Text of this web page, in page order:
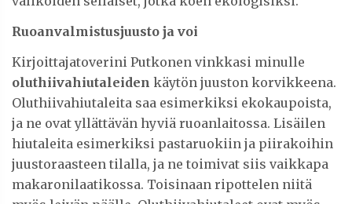
Ruoanvalmistusjuusto ja voi
Kirjoittajatoverini Putkonen vinkkasi minulle
oluthiivahiutaleiden käytön juuston korvikkeena.
Oluthiivahiutaleita saa esimerkiksi ekokaupoista,
ja ne ovat yllättävän hyviä ruoanlaitossa. Lisäilen
hiutaleita esimerkiksi pastaruokiin ja piirakoihin
juustoraasteen tilalla, ja ne toimivat siis vaikkapa
makaronilaatikossa. Toisinaan ripottelen niitä